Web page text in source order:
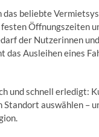
beliebte
Öffnungszeiten
der Nutzerinnen
das Ausleihen eines
und schnell erledigt:
Standort auswählen –